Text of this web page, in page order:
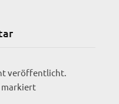
veröffentlicht.
markiert